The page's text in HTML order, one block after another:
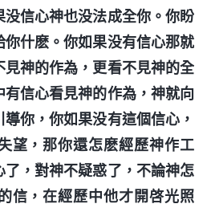
信心神也没法成全你。你盼
什麽。你如果没有信心那就
神的作為，更看不見神的全
信心看見神的作為，神就向
你，你如果没有這個信心，
望，那你還怎麽經歷神作工
，對神不疑惑了，不論神怎
信，在經歷中他才開啓光照